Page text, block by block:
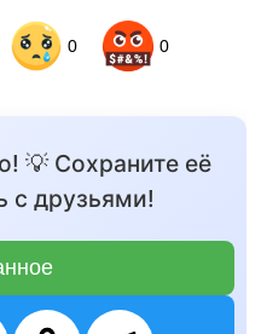
0 0
💡 Сохраните её
с друзьями!